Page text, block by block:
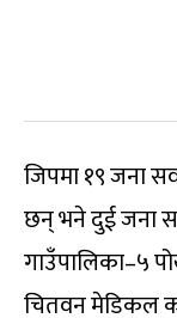
जिपमा १९ जना
छन् भने दुई जना
गाउँपालिका–५
चितवन मेडिकल